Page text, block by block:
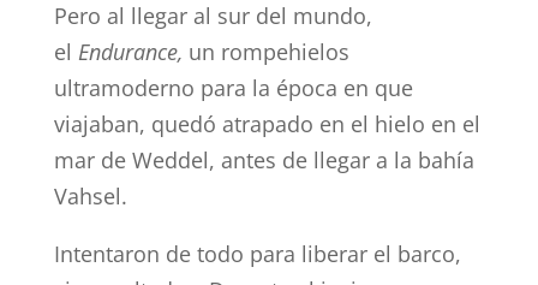
Pero al llegar al sur del mundo,
el Endurance, un rompehielos
ultramoderno para la época en que
viajaban, quedó atrapado en el hielo en el
mar de Weddel, antes de llegar a la bahía
Vahsel.
Intentaron de todo para liberar el barco,